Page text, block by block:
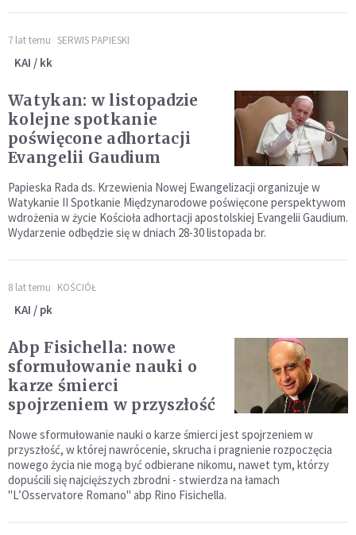
7 lat temu SERWIS PAPIESKI
KAI / kk
Watykan: w listopadzie
kolejne spotkanie
poświęcone adhortacji
Evangelii Gaudium
Papieska Rada ds. Krzewienia Nowej Ewangelizacji organizuje w
Watykanie II Spotkanie Międzynarodowe poświęcone perspektywom
wdrożenia w życie Kościoła adhortacji apostolskiej Evangelii Gaudium.
Wydarzenie odbędzie się w dniach 28-30 listopada br.
8 lat temu KOŚCIÓŁ
KAI / pk
Abp Fisichella: nowe
sformułowanie nauki o
karze śmierci
spojrzeniem w przyszłość
Nowe sformułowanie nauki o karze śmierci jest spojrzeniem w
przyszłość, w której nawrócenie, skrucha i pragnienie rozpoczęcia
nowego życia nie mogą być odbierane nikomu, nawet tym, którzy
dopuścili się najcięższych zbrodni - stwierdza na łamach
"L’Osservatore Romano" abp Rino Fisichella.